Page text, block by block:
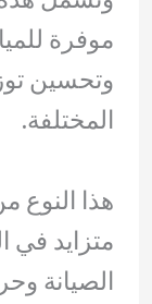
موفرة
وتحسين
المختلفة.
هذا النوع
متزايد في
الصيانة